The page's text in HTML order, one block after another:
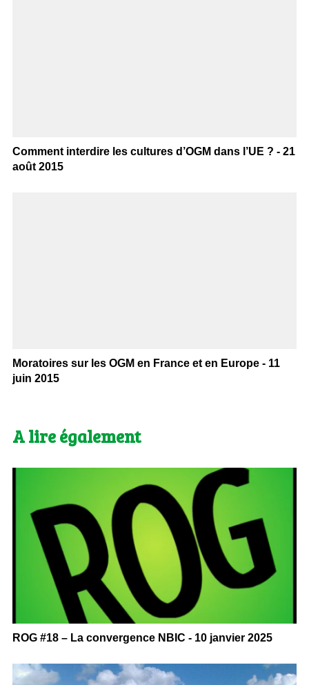
Comment interdire les cultures d’OGM dans l’UE ? - 21
août 2015
Moratoires sur les OGM en France et en Europe - 11
juin 2015
A lire également
ROG #18 – La convergence NBIC - 10 janvier 2025